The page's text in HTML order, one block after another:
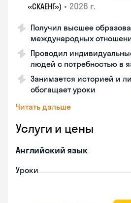
«СКАЕНГ») • 2026 г.
Получил высшее
международных
Проводил
людей с потребностью в
Занимается историей и
обогащает уроки
Читать дальше
Услуги и цены
Английский язык
Уроки